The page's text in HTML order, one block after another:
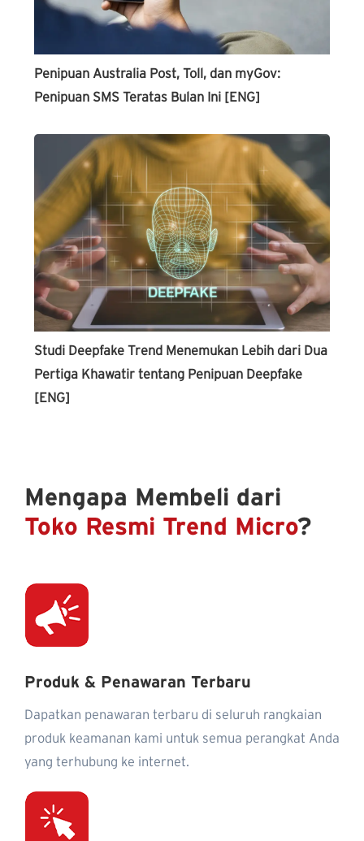
Penipuan Australia Post, Toll, dan myGov:
Penipuan SMS Teratas Bulan Ini [ENG]
Studi Deepfake Trend Menemukan Lebih dari Dua
Pertiga Khawatir tentang Penipuan Deepfake
[ENG]
Mengapa Membeli dari
Toko Resmi Trend Micro?
Produk & Penawaran Terbaru
Dapatkan penawaran terbaru di seluruh rangkaian
produk keamanan kami untuk semua perangkat Anda
yang terhubung ke internet.